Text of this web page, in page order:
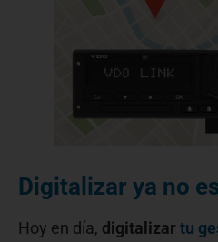
Digitalizar ya no
Hoy en día, digitalizar tu